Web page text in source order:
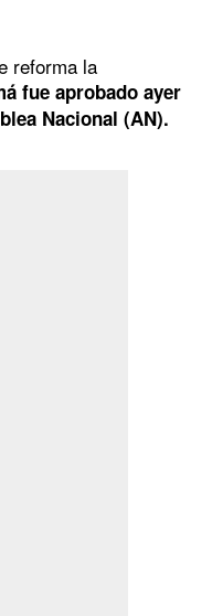
reforma la
fue aprobado ayer
Nacional (AN).